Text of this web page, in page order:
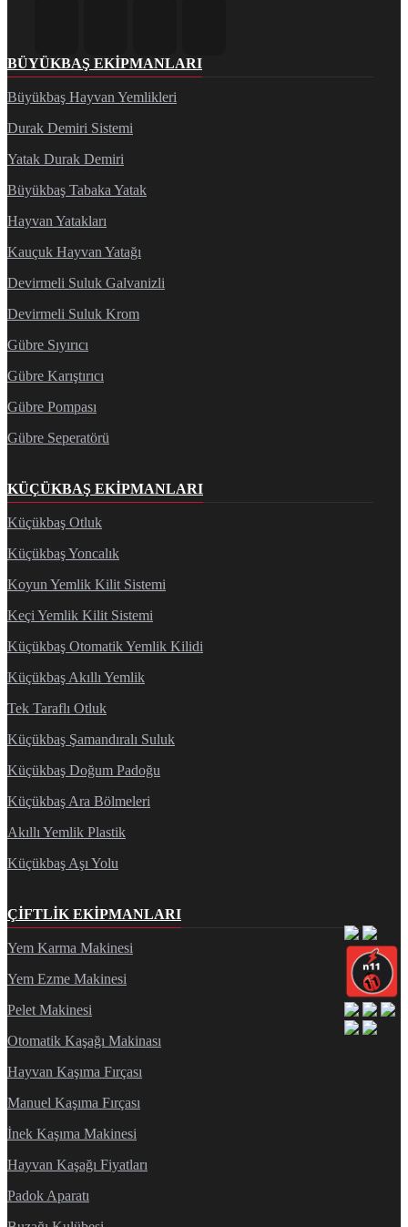
BÜYÜKBAŞ EKIPMANLARI
Büyükbaş Hayvan Yemlikleri
Durak Demiri Sistemi
Yatak Durak Demiri
Büyükbaş Tabaka Yatak
Hayvan Yatakları
Kauçuk Hayvan Yatağı
Devirmeli Suluk Galvanizli
Devirmeli Suluk Krom
Gübre Sıyırıcı
Gübre Karıştırıcı
Gübre Pompası
Gübre Seperatörü
KÜÇÜKBAŞ EKIPMANLARI
Küçükbaş Otluk
Küçükbaş Yoncalık
Koyun Yemlik Kilit Sistemi
Keçi Yemlik Kilit Sistemi
Küçükbaş Otomatik Yemlik Kilidi
Küçükbaş Akıllı Yemlik
Tek Taraflı Otluk
Küçükbaş Şamandıralı Suluk
Küçükbaş Doğum Padoğu
Küçükbaş Ara Bölmeleri
Akıllı Yemlik Plastik
Küçükbaş Aşı Yolu
ÇIFTLIK EKIPMANLARI
Yem Karma Makinesi
Yem Ezme Makinesi
Pelet Makinesi
Otomatik Kaşağı Makinası
Hayvan Kaşıma Fırçası
Manuel Kaşıma Fırçası
İnek Kaşıma Makinesi
Hayvan Kaşağı Fiyatları
Padok Aparatı